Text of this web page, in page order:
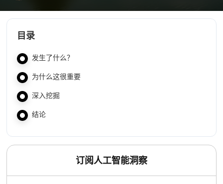
目录
发生了什么？
为什么这很重要
深入挖掘
结论
订阅人工智能洞察